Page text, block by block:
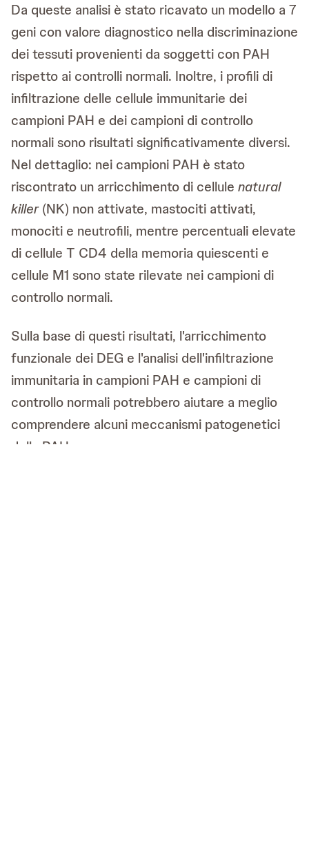
Da queste analisi è stato ricavato un modello a 7
geni con valore diagnostico nella discriminazione
dei tessuti provenienti da soggetti con PAH
rispetto ai controlli normali. Inoltre, i profili di
infiltrazione delle cellule immunitarie dei
campioni PAH e dei campioni di controllo
normali sono risultati significativamente diversi.
Nel dettaglio: nei campioni PAH è stato
riscontrato un arricchimento di cellule natural
killer(NK) non attivate, mastociti attivati,
monociti e neutrofili, mentre percentuali elevate
di cellule T CD4 della memoria quiescenti e
cellule M1 sono state rilevate nei campioni di
controllo normali.
Sulla base di questi risultati, l'arricchimento
funzionale dei DEG e l'analisi dell'infiltrazione
immunitaria in campioni PAH e campioni di
controllo normali potrebbero aiutare a meglio
comprendere alcuni meccanismi patogenetici
della PAH.